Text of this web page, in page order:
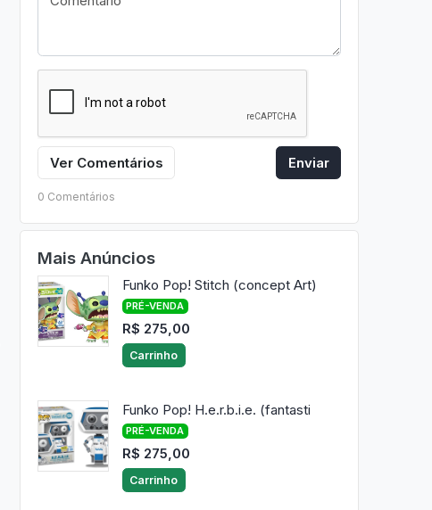
Ver Comentários Enviar
0 Comentários
Mais Anúncios
Funko Pop! Stitch (concept Art)
PRÉ-VENDA
R$ 275,00
Carrinho
Funko Pop! H.e.r.b.i.e. (fantasti
PRÉ-VENDA
R$ 275,00
Carrinho